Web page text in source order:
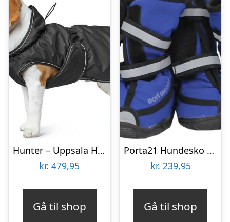
Hunter – Uppsala Hundejakke – Sort – 45 Cm
kr. 479,95
Gå til shop
Porta21 Hundesko – Blå – Xs
kr. 239,95
Gå til shop